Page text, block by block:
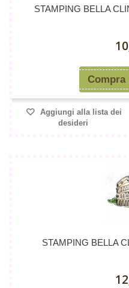
STAMPING BELLA
Compra
Aggiungi alla lista dei
desideri
STAMPING BELLA